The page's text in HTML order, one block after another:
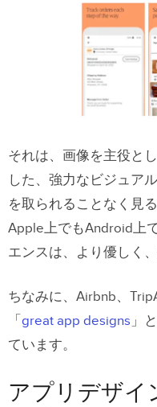
それは、画像を主役と
した、強力なビジュア
を取られることなく見
Apple上でもAndroid上
エンスは、より優しく
ちなみに、Airbnb、
「 great app designs 」
ています。
アプリデザイ